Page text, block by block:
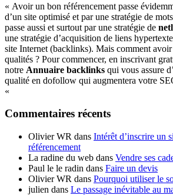
« Avoir un bon référencement passe
d’un site optimisé et par une stratégie de
passe aussi et surtout par une stratégie de
une stratégie d’acquisition de liens
site Internet (backlinks). Mais comment
qualités ? Pour commencer, en inscrivant
notre Annuaire backlinks qui vous assure
qualité en dofollow qui augmentera votre
«
Commentaires récents
Olivier WR dans Intérêt d’inscrire un
référencement
La radine du web dans Vendre ses
Paul le le radin dans Faire un devis
Olivier WR dans Pourquoi utiliser le
julien dans Le passage inévitable au